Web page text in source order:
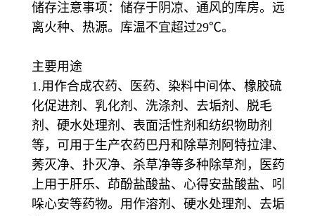
储存注意事项：储存于阴凉、通风的库房。远
离火种、热源。库温不宜超过29℃。
主要用途
1.用作合成农药、医药、染料中间体、橡胶硫
化促进剂、乳化剂、洗涤剂、去垢剂、脱毛
剂、硬水处理剂、表面活性剂和纺织物助剂
等，可用于生产农药巴丹和除草剂阿特拉津、
莠灭净、扑灭净、杀草净等多种除草剂，医药
上用于肝乐、茚酚盐酸盐、心得安盐酸盐、吲
哚心安等药物。用作溶剂、硬水处理剂、去垢